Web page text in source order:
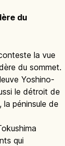
du
la vue
du sommet.
Yoshino-
le détroit de
la péninsule de
qui